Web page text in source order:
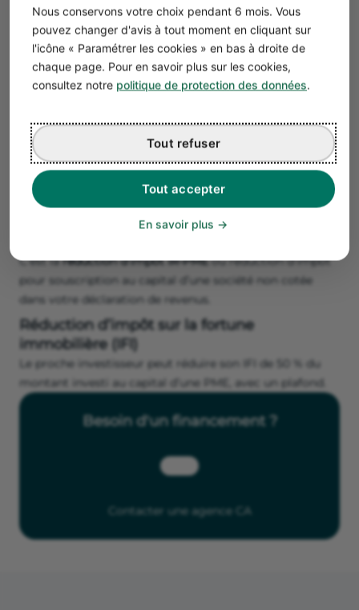
Nous conservons votre choix pendant 6 mois. Vous
pouvez changer d'avis à tout moment en cliquant sur
l'icône « Paramétrer les cookies » en bas à droite de
chaque page. Pour en savoir plus sur les cookies,
consultez notre politique de protection des données.
Tout accepter
Tout refuser
En savoir plus
un investissement au capital social d’une entreprise
non cotée ;
un investisseur personne physique, domicilié en
France ;
un engagement de conservation des parts de 5 ans ;
l’investissement ;
une création d’entreprise de moins de 7 ans ;
La société n’est pas une entreprise en difficulté.
Le montant de la réduction d’impôt est de 25 % pour un
investissement avant le 31 décembre 2023. Il pourrait
C’est laréduction d’impôt IR-PMEou réduction d’impôt
pour souscription au capital d’une société non cotée
dans votre déclaration de revenus.
Réduction d’impôt sur la fortune
immobilière (IFI)
Le proche investisseur peut réduire son IFI de 50 % du
montant investi au capital d’une PME, avec un plafond.
Besoin d'un financement ?
Contacter une agence CA